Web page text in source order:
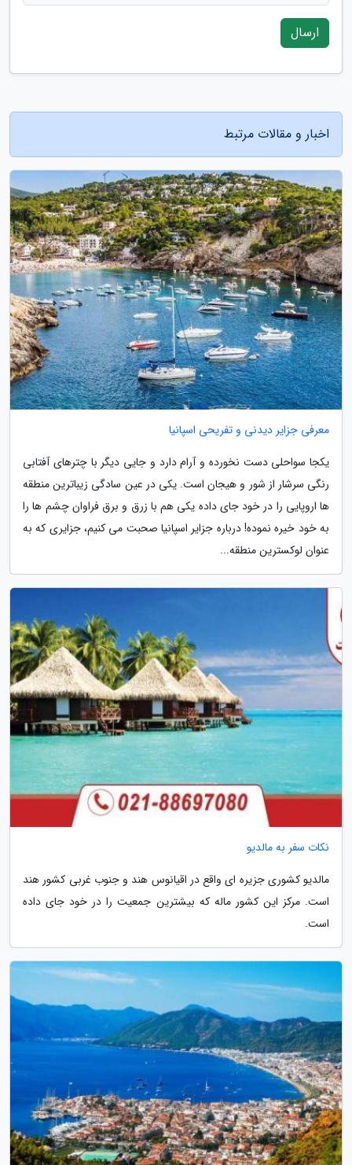
ارسال
اخبار و مقالات مرتبط
معرفی جزایر دیدنی و تفریحی اسپانیا
یکجا سواحلی دست نخورده و آرام دارد و جایی دیگر با چترهای آفتابی
رنگی سرشار از شور و هیجان است. یکی در عین سادگی زیباترین منطقه
ها اروپایی را در خود جای داده یکی هم با زرق و برق فراوان چشم ها را
به خود خیره نموده! درباره جزایر اسپانیا صحبت می کنیم، جزایری که به
عنوان لوکسترین منطقه...
نکات سفر به مالدیو
مالدیو کشوری جزیره ای واقع در اقیانوس هند و جنوب غربی کشور هند
است. مرکز این کشور ماله که بیشترین جمعیت را در خود جای داده
است.